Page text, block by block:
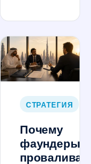
СТРАТЕГИЯ
Почему
фаундеры
проваливают